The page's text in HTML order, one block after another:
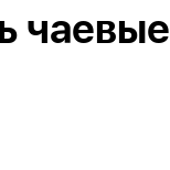
чаевые